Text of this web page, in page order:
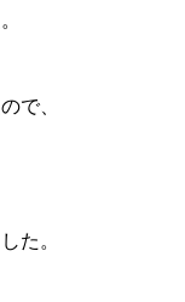
で、
た。